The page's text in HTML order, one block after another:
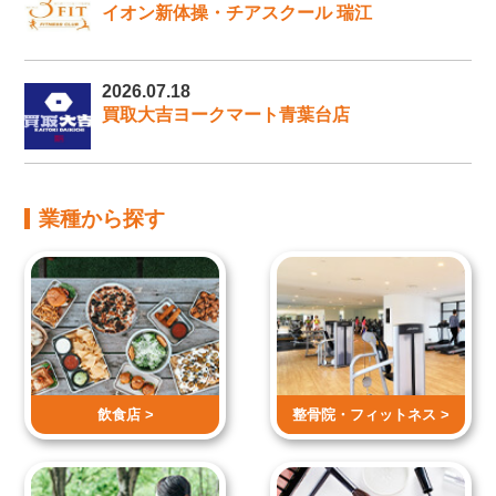
イオン新体操・チアスクール 瑞江
2026.07.18
買取大吉ヨークマート青葉台店
業種から探す
飲食店 > 整骨院・ フィットネス >